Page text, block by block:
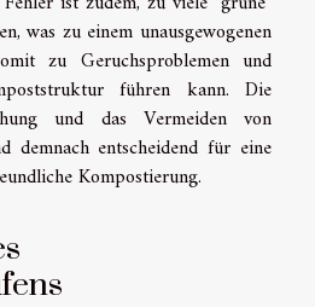
was zu einem unausgewogenen
zu Geruchsproblemen und
führen kann. Die
und das Vermeiden von
demnach entscheidend für eine
Kompostierung.